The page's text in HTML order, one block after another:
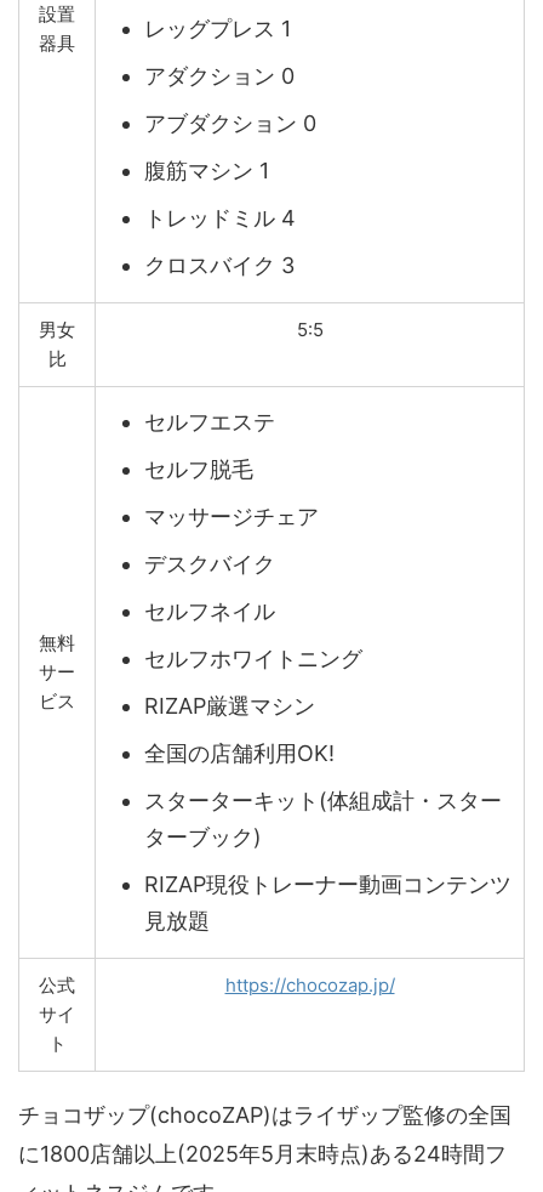
設置
器具
レッグプレス 1
アダクション 0
アブダクション 0
腹筋マシン 1
トレッドミル 4
クロスバイク 3
男女
比
5:5
無料
サー
ビス
セルフエステ
セルフ脱毛
マッサージチェア
デスクバイク
セルフネイル
セルフホワイトニング
RIZAP厳選マシン
全国の店舗利用OK!
スターターキット(体組成計・スター
ターブック)
RIZAP現役トレーナー動画コンテンツ
見放題
公式
サイ
ト
https://chocozap.jp/
チョコザップ(chocoZAP)はライザップ監修の全国
に1800店舗以上(2025年5月末時点)ある24時間フ